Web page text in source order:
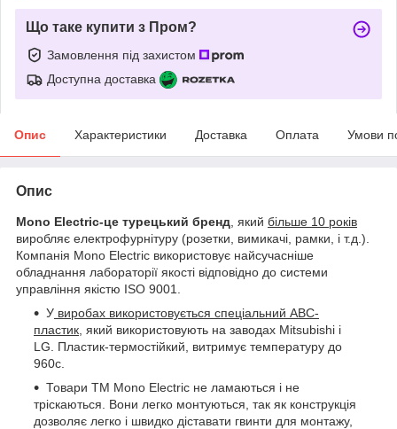
Що таке купити з Пром?
Замовлення під захистом
Доступна доставка
Опис Характеристики Доставка Оплата Умови
Опис
Mono Electric-це турецький бренд , який більше 10 років
виробляє електрофурнітуру (розетки, вимикачі, рамки, і т.д.).
Компанія Mono Electric використовує найсучасніше
обладнання лабораторії якості відповідно до системи
управління якістю ISO 9001.
У виробах використовується спеціальний АВС-
пластик, який використовують на заводах Mitsubishi і
LG. Пластик-термостійкий, витримує температуру до
960с.
Товари ТМ Mono Electric не ламаються і не
тріскаються. Вони легко монтуються, так як конструкція
дозволяє легко і швидко діставати гвинти для монтажу,